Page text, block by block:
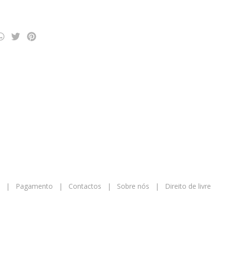
| Pagamento | Contactos | Sobre nós |
Direito de livre